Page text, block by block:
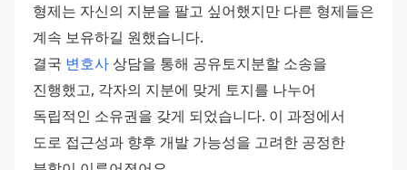
형제는 자신의 지분을 팔고 싶어했지만 다른 형제들은
계속 보유하길 원했습니다.
결국 변호사 상담을 통해 공유토지분할 소송을
진행했고, 각자의 지분에 맞게 토지를 나누어
독립적인 소유권을 갖게 되었습니다. 이 과정에서
도로 접근성과 향후 개발 가능성을 고려한 공정한